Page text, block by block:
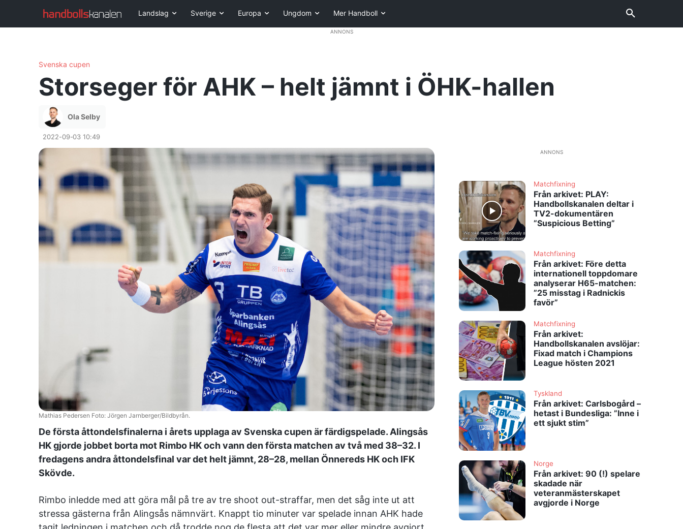
Landslag Sverige Europa Ungdom Mer Handboll
ANNONS
Svenska cupen
Storseger för AHK – helt jämnt i ÖHK-hallen
Ola Selby
2022-09-03 10:49
Mathias Pedersen Foto: Jörgen Jarnberger/Bildbyrån.
De första åttondelsfinalerna i årets upplaga av Svenska cupen är färdigspelade. Alingsås
HK gjorde jobbet borta mot Rimbo HK och vann den första matchen av två med 38–32. I
fredagens andra åttondelsfinal var det helt jämnt, 28–28, mellan Önnereds HK och IFK
Skövde.
Rimbo inledde med att göra mål på tre av tre shoot out-straffar, men det såg inte ut att
stressa gästerna från Alingsås nämnvärt. Knappt tio minuter var spelade innan AHK hade
ANNONS
Matchfixning
Från arkivet: PLAY:
Handbollskanalen deltar i
TV2-dokumentären
”Suspicious Betting”
Matchfixning
Från arkivet: Före detta
internationell toppdomare
analyserar H65-matchen:
”25 misstag i Radnickis
favör”
Matchfixning
Från arkivet:
Handbollskanalen avslöjar:
Fixad match i Champions
League hösten 2021
Tyskland
Från arkivet: Carlsbogård –
hetast i Bundesliga: ”Inne i
ett sjukt stim”
Norge
Från arkivet: 90 (!) spelare
skadade när
veteranmästerskapet
avgjorde i Norge